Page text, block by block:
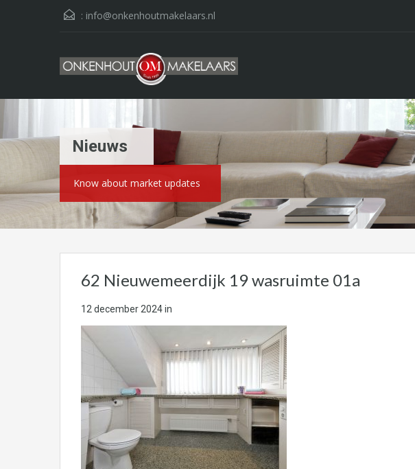
: info@onkenhoutmakelaars.nl
Nieuws
Know about market updates
62 Nieuwemeerdijk 19 wasruimte 01a
12 december 2024in